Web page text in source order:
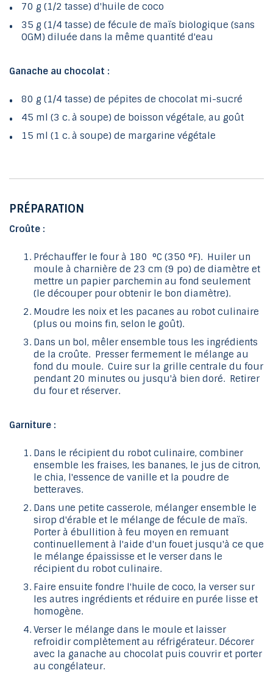
70 g (1/2 tasse) d'huile de coco
35 g (1/4 tasse) de fécule de maïs biologique (sans
OGM) diluée dans la même quantité d'eau
Ganache au chocolat :
80 g (1/4 tasse) de pépites de chocolat mi-sucré
45 ml (3 c. à soupe) de boisson végétale, au goût
15 ml (1 c. à soupe) de margarine végétale
PRÉPARATION
Croûte :
Préchauffer le four à 180 °C (350 °F). Huiler un
moule à charnière de 23 cm (9 po) de diamètre et
mettre un papier parchemin au fond seulement
(le découper pour obtenir le bon diamètre).
Moudre les noix et les pacanes au robot culinaire
(plus ou moins fin, selon le goût).
Dans un bol, mêler ensemble tous les ingrédients
de la croûte. Presser fermement le mélange au
fond du moule. Cuire sur la grille centrale du four
pendant 20 minutes ou jusqu'à bien doré. Retirer
du four et réserver.
Garniture :
Dans le récipient du robot culinaire, combiner
ensemble les fraises, les bananes, le jus de citron,
le chia, l'essence de vanille et la poudre de
betteraves.
Dans une petite casserole, mélanger ensemble le
sirop d'érable et le mélange de fécule de maïs.
Porter à ébullition à feu moyen en remuant
continuellement à l'aide d'un fouet jusqu'à ce que
le mélange épaississe et le verser dans le
récipient du robot culinaire.
Faire ensuite fondre l'huile de coco, la verser sur
les autres ingrédients et réduire en purée lisse et
homogène.
Verser le mélange dans le moule et laisser
refroidir complètement au réfrigérateur. Décorer
avec la ganache au chocolat puis couvrir et porter
au congélateur.